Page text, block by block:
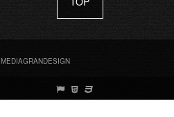
MEDIAGRANDESIGN